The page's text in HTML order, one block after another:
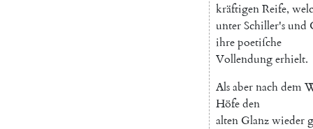
kräftigenReife,
unterSchiller'sund
ihrepoetiſche
Vollendungerhielt.
Alsabernachdem
Höfeden
alten Glanzwieder